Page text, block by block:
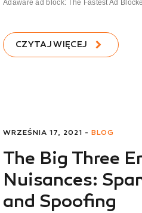
Adaware ad block: The Fastest Ad
CZYTAJ WIĘCEJ
WRZEŚNIA 17, 2021 - BLOG
The Big Three
Nuisances:
and Spoofing